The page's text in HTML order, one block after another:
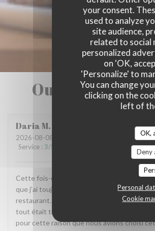
your consent.
used to analyze
site audience,
related to social
personalized
on 'OK,
'Personalize' to
You can change
clicking on the
left of
OK,
Deny
Personal
Cookie
Our customer
Daria M
2026-08-08
Service : 3/5 /5 Value
Cette fois-ci, je dois avouer que je suis un
que j’ai toujours beaucoup aimé et
restaurant. Concernant la cuisine,
tout était très bon, comme toujours. C’est
pour cette raison que nous avions choisi